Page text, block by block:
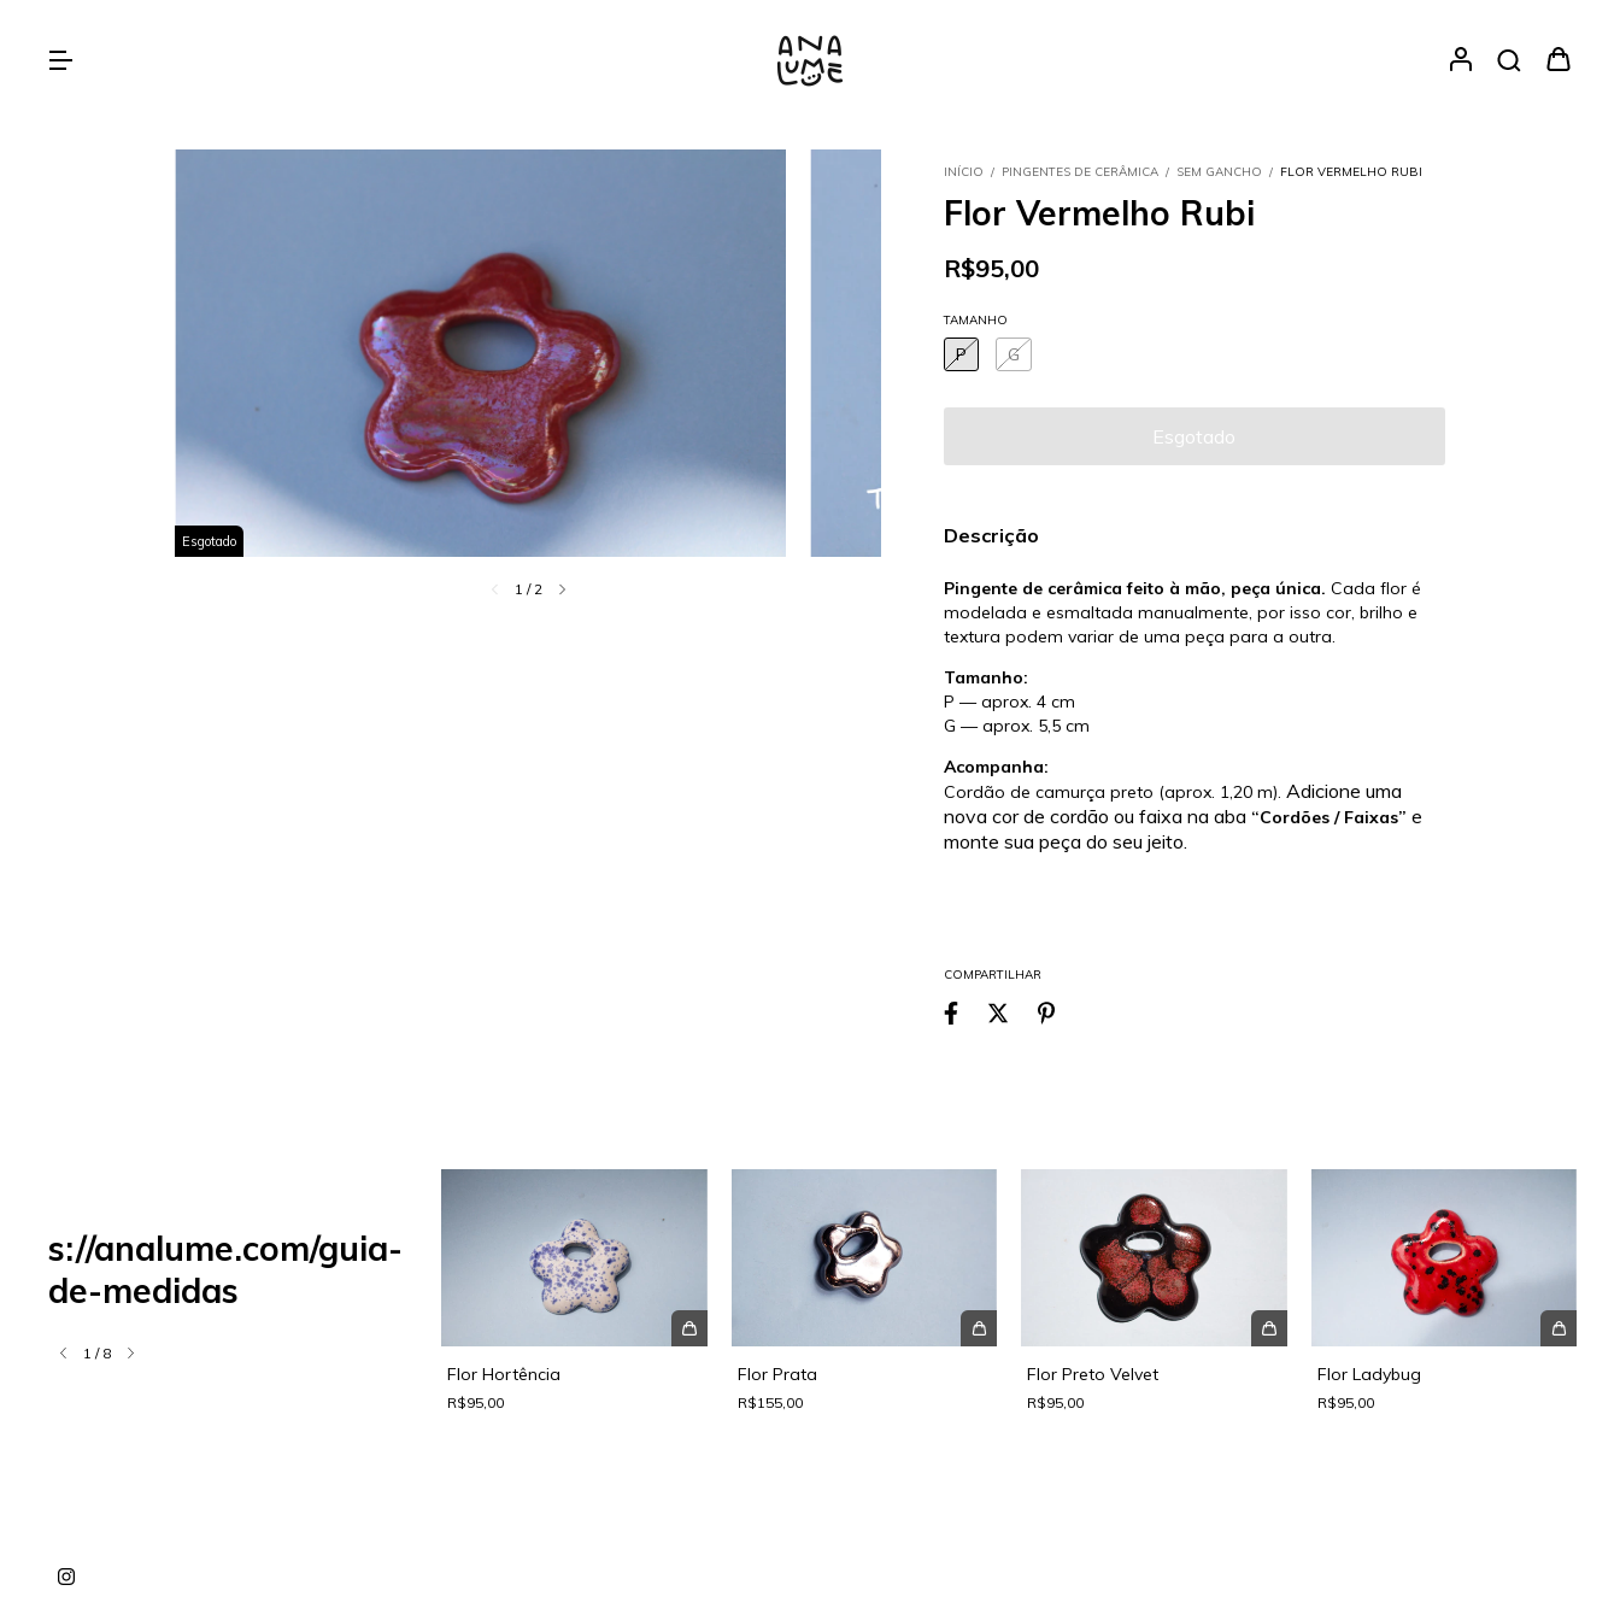
Esgotado
1 / 2
INÍCIO / PINGENTES DE CERÂMICA / SEM GANCHO / FLOR VERMELHO RUBI
Flor Vermelho Rubi
R$95,00
TAMANHO
P G
Descrição
Pingente de cerâmica feito à mão, peça única.Cada flor é
modelada e esmaltada manualmente, por isso cor, brilho e
textura podem variar de uma peça para a outra.
Tamanho:
P — aprox. 4 cm
G — aprox. 5,5 cm
Acompanha:
Cordão de camurça preto (aprox. 1,20 m).Adicione uma
nova cor de cordão ou faixa na aba “Cordões / Faixas” e
monte sua peça do seu jeito.
COMPARTILHAR
s://analume.com/guia-
de-medidas
1 / 8
Flor Hortência
R$95,00
Flor Prata
R$155,00
Flor Preto Velvet
R$95,00
Flor Ladybug
R$95,00